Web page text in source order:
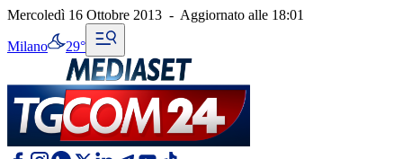
Mercoledì 16 Ottobre 2013 - Aggiornato alle 18:01
Milano 29°